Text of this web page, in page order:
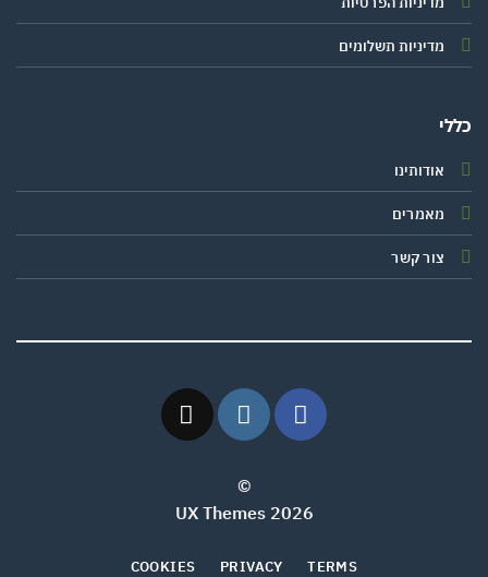
מדיניות תשלומים
אודותינו
מאמרים
צור קשר
2026 UX Themes
TERMS
PRIVACY
COOKIES